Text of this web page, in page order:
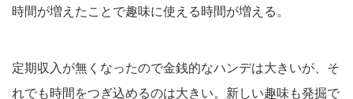
時間が増えたことで趣味に使える時間が増える。
定期収入が無くなったので金銭的なハンデは大きいが、そ
れでも時間をつぎ込めるのは大きい。新しい趣味も発掘で